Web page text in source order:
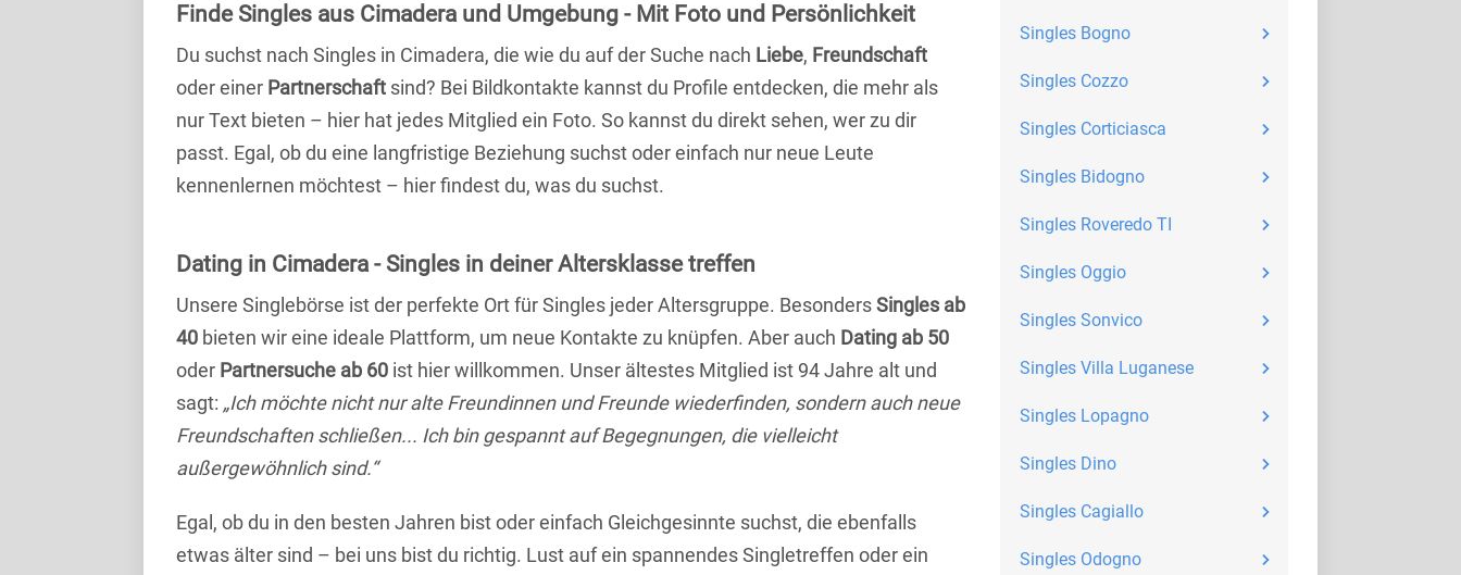
Finde Singles aus Cimadera und Umgebung - Mit Foto und Persönlichkeit
Du suchst nach Singles in Cimadera, die wie du auf der Suche nach Liebe, Freundschaft
oder einer Partnerschaft sind? Bei Bildkontakte kannst du Profile entdecken, die mehr als
nur Text bieten – hier hat jedes Mitglied ein Foto. So kannst du direkt sehen, wer zu dir
passt. Egal, ob du eine langfristige Beziehung suchst oder einfach nur neue Leute
kennenlernen möchtest – hier findest du, was du suchst.
Dating in Cimadera - Singles in deiner Altersklasse treffen
Unsere Singlebörse ist der perfekte Ort für Singles jeder Altersgruppe. BesondersSingles ab
40 bieten wir eine ideale Plattform, um neue Kontakte zu knüpfen. Aber auch Dating ab 50
oder Partnersuche ab 60 ist hier willkommen. Unser ältestes Mitglied ist 94 Jahre alt und
sagt: „Ich möchte nicht nur alte Freundinnen und Freunde wiederfinden, sondern auch neue
Freundschaften schließen... Ich bin gespannt auf Begegnungen, die vielleicht
außergewöhnlich sind.“
Egal, ob du in den besten Jahren bist oder einfach Gleichgesinnte suchst, die ebenfalls
etwas älter sind – bei uns bist du richtig. Lust auf ein spannendes Singletreffen oder ein
Singles Bogno
Singles Cozzo
Singles Corticiasca
Singles Bidogno
Singles Roveredo TI
Singles Oggio
Singles Sonvico
Singles Villa Luganese
Singles Lopagno
Singles Dino
Singles Cagiallo
Singles Odogno